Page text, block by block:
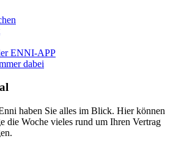
ENNI-APP
dabei
haben Sie alles im Blick. Hier können
die Woche vieles rund um Ihren Vertrag